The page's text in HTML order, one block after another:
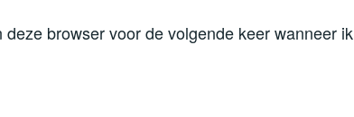
browser voor de volgende keer wanneer ik